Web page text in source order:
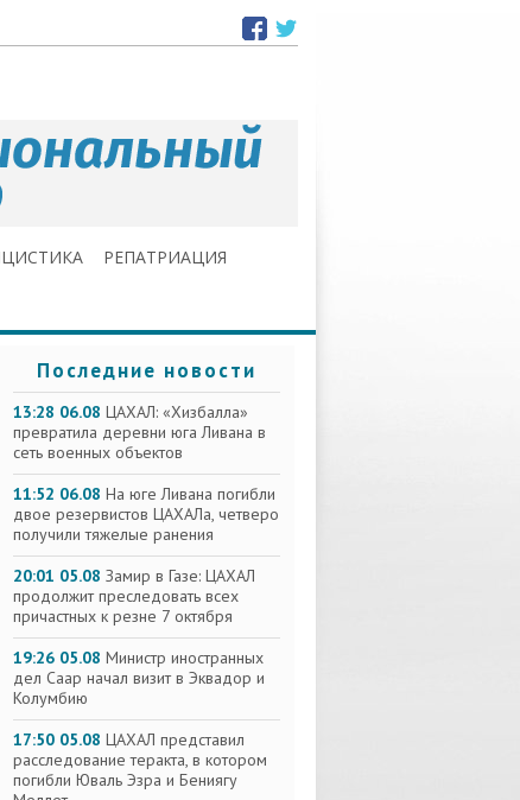
РЕПАТРИАЦИЯ
Последние новости
13:28 06.08 ЦАХАЛ: «Хизбалла»
превратила деревни юга Ливана в
сеть военных объектов
11:52 06.08 На юге Ливана погибли
двое резервистов ЦАХАЛа, четверо
получили тяжелые ранения
20:01 05.08 Замир в Газе: ЦАХАЛ
продолжит преследовать всех
причастных к резне 7 октября
19:26 05.08 Министр иностранных
дел Саар начал визит в Эквадор и
Колумбию
17:50 05.08 ЦАХАЛ представил
расследование теракта, в котором
погибли Юваль Эзра и Бениягу